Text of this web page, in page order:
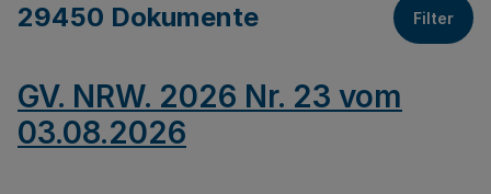
29450 Dokumente Filter
GV. NRW. 2026 Nr. 23 vom
03.08.2026